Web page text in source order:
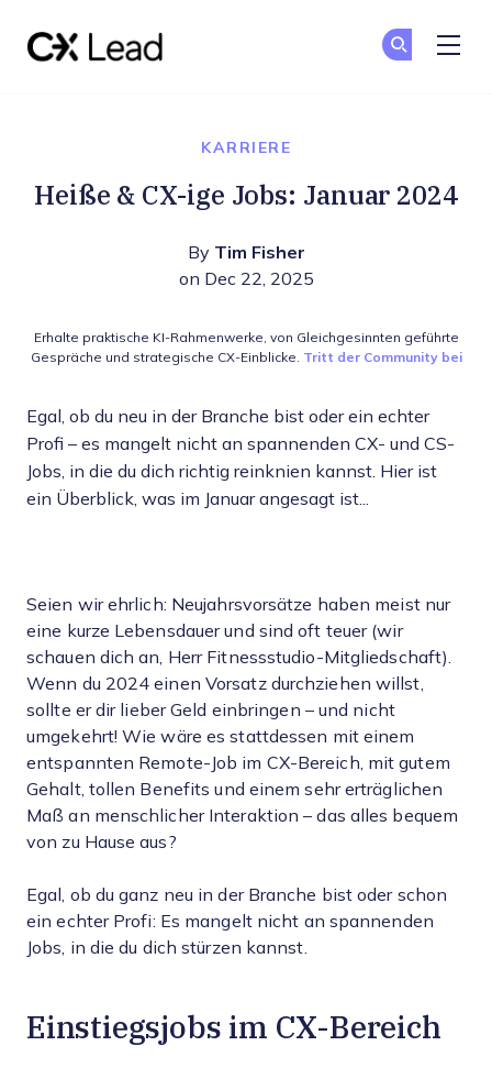
KARRIERE
Heiße & CX-ige Jobs: Januar 2024
By Tim Fisher
on Dec 22, 2025
Erhalte praktische KI-Rahmenwerke, von Gleichgesinnten geführte
Gespräche und strategische CX-Einblicke. Tritt der Community bei
Egal, ob du neu in der Branche bist oder ein echter
Profi – es mangelt nicht an spannenden CX- und CS-
Jobs, in die du dich richtig reinknien kannst. Hier ist
ein Überblick, was im Januar angesagt ist...
Seien wir ehrlich: Neujahrsvorsätze haben meist nur
eine kurze Lebensdauer und sind oft teuer (wir
schauen dich an, Herr Fitnessstudio-Mitgliedschaft).
Wenn du 2024 einen Vorsatz durchziehen willst,
sollte er dir lieber Geld einbringen – und nicht
umgekehrt! Wie wäre es stattdessen mit einem
entspannten Remote-Job im CX-Bereich, mit gutem
Gehalt, tollen Benefits und einem sehr erträglichen
Maß an menschlicher Interaktion – das alles bequem
von zu Hause aus?
Egal, ob du ganz neu in der Branche bist oder schon
ein echter Profi: Es mangelt nicht an spannenden
Jobs, in die du dich stürzen kannst.
Einstiegsjobs im CX-Bereich